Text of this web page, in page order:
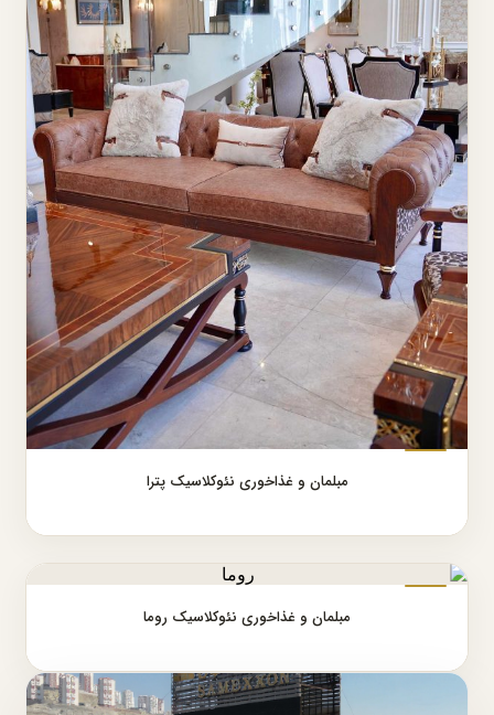
مبلمان و غذاخوری نئوکلاسیک پترا
مبلمان و غذاخوری نئوکلاسیک روما